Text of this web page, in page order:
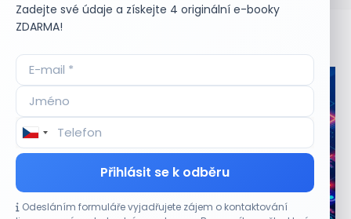
Zadejte své údaje a získejte 4 originální e-booky
ZDARMA!
Přihlásit se k odběru
Odesláním formuláře vyjadřujete zájem o kontaktování
Aktuální
CO HÝBE TRHEM